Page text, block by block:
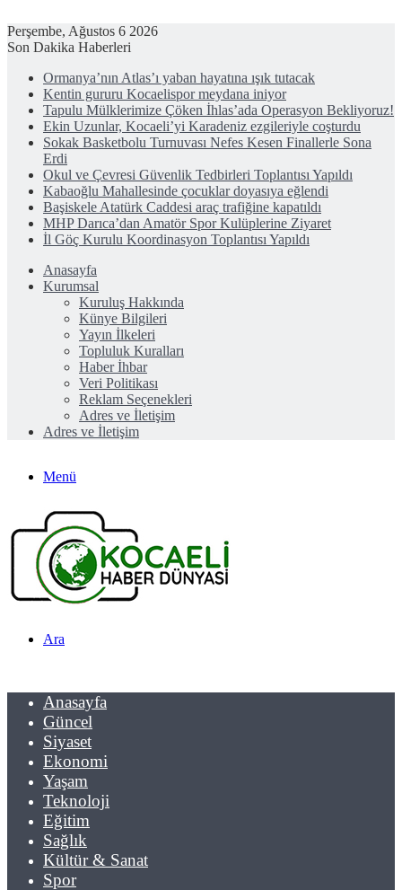
Perşembe, Ağustos 6 2026
Son Dakika Haberleri
Ormanya’nın Atlas’ı yaban hayatına ışık tutacak
Kentin gururu Kocaelispor meydana iniyor
Tapulu Mülklerimize Çöken İhlas’ada Operasyon Bekliyoruz!
Ekin Uzunlar, Kocaeli’yi Karadeniz ezgileriyle coşturdu
Sokak Basketbolu Turnuvası Nefes Kesen Finallerle Sona
Erdi
Okul ve Çevresi Güvenlik Tedbirleri Toplantısı Yapıldı
Kabaoğlu Mahallesinde çocuklar doyasıya eğlendi
Başiskele Atatürk Caddesi araç trafiğine kapatıldı
MHP Darıca’dan Amatör Spor Kulüplerine Ziyaret
İl Göç Kurulu Koordinasyon Toplantısı Yapıldı
Anasayfa
Kurumsal
Kuruluş Hakkında
Künye Bilgileri
Yayın İlkeleri
Topluluk Kuralları
Haber İhbar
Veri Politikası
Reklam Seçenekleri
Adres ve İletişim
Adres ve İletişim
Menü
Ara
Anasayfa
Güncel
Siyaset
Ekonomi
Yaşam
Teknoloji
Eğitim
Sağlık
Kültür & Sanat
Spor